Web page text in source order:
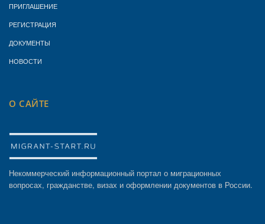
ПРИГЛАШЕНИЕ
РЕГИСТРАЦИЯ
ДОКУМЕНТЫ
НОВОСТИ
О САЙТЕ
Некоммерческий информационный портал о миграционных
вопросах, гражданстве, визах и оформлении документов в России.